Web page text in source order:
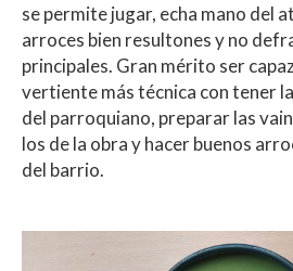
se permite jugar, echa mano del
arroces bien resultones y no
principales. Gran mérito ser
vertiente más técnica con tener
del parroquiano, preparar las
los de la obra y hacer buenos
del barrio.